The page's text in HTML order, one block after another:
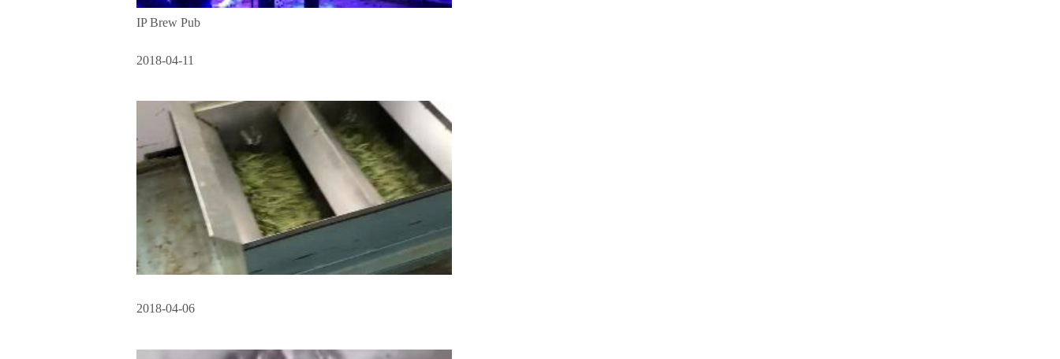
IP Brew Pub
2018-04-11
2018-04-06